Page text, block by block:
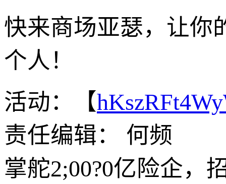
快来商场亚瑟，让你
个人！
活动：【
责任编辑： 何频
掌舵2;00?0亿险企，